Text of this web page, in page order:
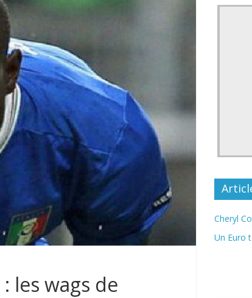
les wags de
Cheryl
Un Euro